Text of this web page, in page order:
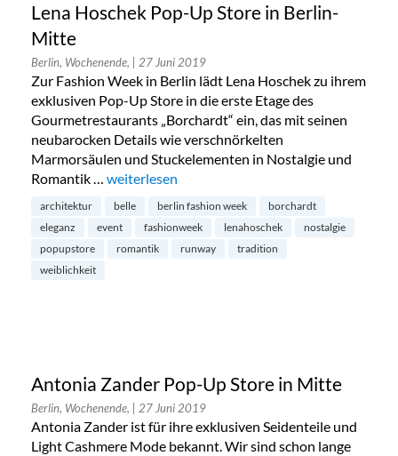
Lena Hoschek Pop-Up Store in Berlin-
Mitte
Berlin, Wochenende, | 27 Juni 2019
Zur Fashion Week in Berlin lädt Lena Hoschek zu ihrem
exklusiven Pop-Up Store in die erste Etage des
Gourmetrestaurants „Borchardt“ ein, das mit seinen
neubarocken Details wie verschnörkelten
Marmorsäulen und Stuckelementen in Nostalgie und
Romantik … „Lena Hoschek Pop-Up Store in Berlin-Mitte“
weiterlesen
architektur belle berlin fashion week
borchardt
eleganz
event fashionweek lenahoschek
nostalgie
popupstore
romantik runway
tradition
weiblichkeit
Antonia Zander Pop-Up Store in Mitte
Berlin, Wochenende, | 27 Juni 2019
Antonia Zander ist für ihre exklusiven Seidenteile und
Light Cashmere Mode bekannt. Wir sind schon lange